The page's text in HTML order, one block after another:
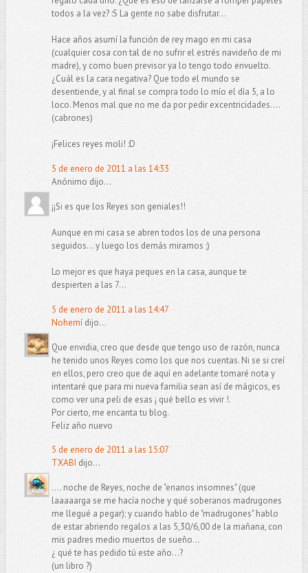
todos a la vez? :S La gente no sabe disfrutar...
Hace años asumí la función de rey mago en mi casa
(cualquier cosa con tal de no sufrir el estrés navideño de mi
madre), y como buen previsor ya lo tengo todo envuelto.
¿Cuál es la cara negativa? Que todo el mundo se
desentiende, y al final se compra todo lo mío el día 5, a lo
loco. Menos mal que no me da por pedir excentricidades....
(cabrones)
¡Felices reyes moli! :D
5 de enero de 2011 a las 14:33
Anónimo dijo...
¡¡Si es que los Reyes son geniales!!
Aunque en mi casa se abren todos los de una persona
seguidos... y luego los demás miramos ;)
Lo mejor es que haya peques en la casa, aunque te
despierten a las 7...
5 de enero de 2011 a las 14:47
Nohemídijo...
Que envidia, creo que desde que tengo uso de razón, nunca
he tenido unos Reyes como los que nos cuentas. Ni se si creí
en ellos, pero creo que de aquí en adelante tomaré nota y
intentaré que para mi nueva familia sean así de mágicos, es
como ver una peli de esas ¡ qué bello es vivir !.
Por cierto, me encanta tu blog.
Feliz año nuevo
5 de enero de 2011 a las 15:07
TXABI dijo...
.... noche de Reyes, noche de "enanos insomnes" (que
laaaaarga se me hacía noche y qué soberanos madrugones
me llegué a pegar); y cuando hablo de "madrugones" hablo
de estar abriendo regalos a las 5,30/6,00 de la mañana, con
mis padres medio muertos de sueño...
¿ qué te has pedido tú este año...?
(un libro ?)